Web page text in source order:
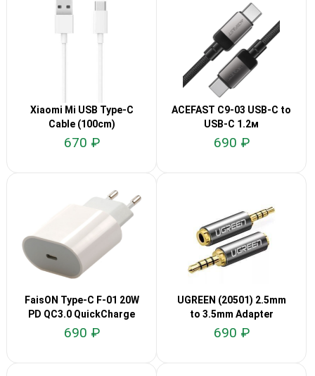
Xiaomi Mi USB Type-C
Cable (100cm)
670 ₽
ACEFAST C9-03 USB-C to
USB-C 1.2м
690 ₽
FaisON Type-C F-01 20W
PD QC3.0 QuickCharge
690 ₽
UGREEN (20501) 2.5mm
to 3.5mm Adapter
690 ₽